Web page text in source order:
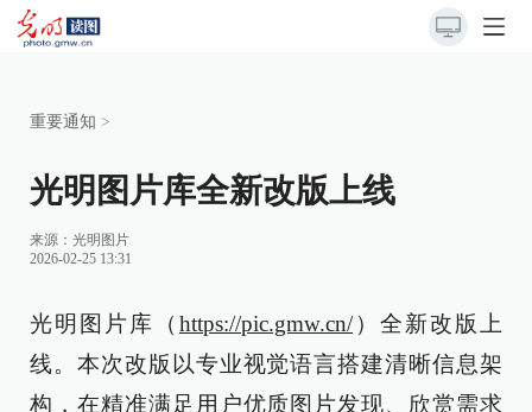
重要通知 >
光明图片库全新改版上线
来源： 光明图片
2026-02-25 13:31
光明图片库（ https://pic.gmw.cn/）全新改版上
线。本次改版以专业视觉语言搭建清晰信息架
构，在精准满足用户优质图片发现、欣赏需求